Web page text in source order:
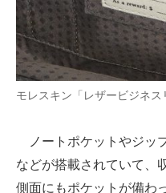
モレスキン「レザービジネス
ノートポケットやジッ
などが搭載されていて、
側面にもポケットが備わ